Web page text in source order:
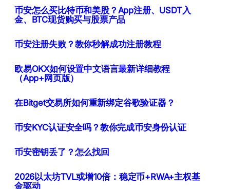
币安怎么买比特币和美股？App注册、USDT入
金、BTC现货购买与股票产品
币安注册失败？教你秒解成功注册教程
欧易OKX如何设置中文语言最新详细教程
（App+网页版）
在Bitget交易所如何重新绑定谷歌验证器？
币安KYC认证安全吗？教你完成币安身份认证
币安密钥丢了？怎么找回
2026以太坊TVL或增10倍：稳定币+RWA+主权基
金驱动